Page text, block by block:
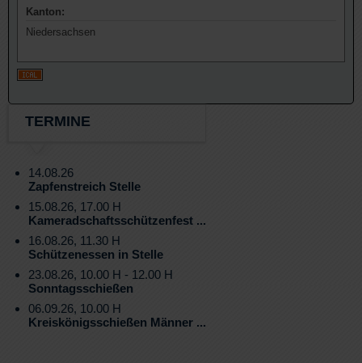
Kanton:
Niedersachsen
TERMINE
14.08.26
Zapfenstreich Stelle
15.08.26, 17.00 H
Kameradschaftsschützenfest ...
16.08.26, 11.30 H
Schützenessen in Stelle
23.08.26, 10.00 H - 12.00 H
Sonntagsschießen
06.09.26, 10.00 H
Kreiskönigsschießen Männer ...